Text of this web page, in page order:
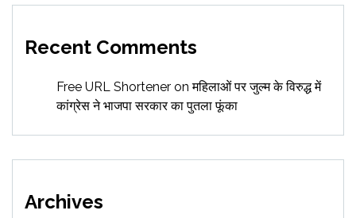
Recent Comments
Free URL Shortener onमहिलाओं पर जुल्म के विरुद्ध में
कांग्रेस ने भाजपा सरकार का पुतला फूंका
Archives